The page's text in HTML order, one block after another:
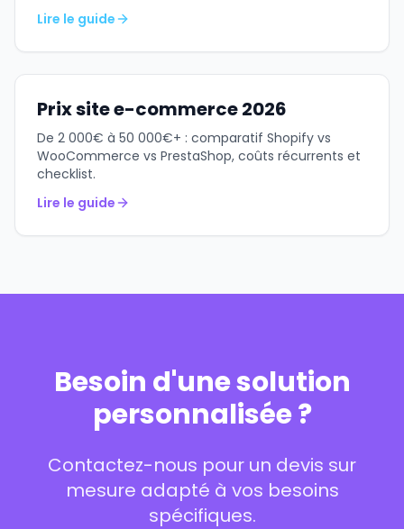
Lire le guide
Prix site e-commerce 2026
De 2 000€ à 50 000€+ : comparatif Shopify vs
WooCommerce vs PrestaShop, coûts récurrents et
checklist.
Lire le guide
Besoin d'une solution
personnalisée ?
Contactez-nous pour un devis sur
mesure adapté à vos besoins
spécifiques.